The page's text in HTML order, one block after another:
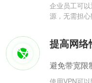
企业员工可
源，无需担心
提高网络
避免带宽限